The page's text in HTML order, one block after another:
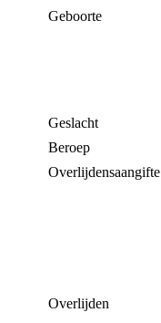
Geboorte
Geslacht
Beroep
Overlijdensaangifte
Overlijden